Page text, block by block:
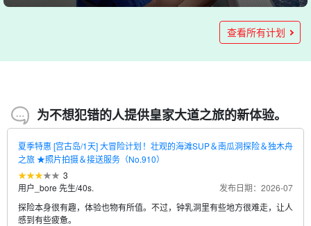
夏季特价 [伊良布岛/2 小时] 新名胜 "蓝宝石洞窟 "大冒险 ☆闪
闪发光的蓝色洞窟浮潜和洞窟探险之旅★免费拍照和接送咨询
宫古岛/伊良布岛/1小时]无年龄限制♪蓝色洞窟玻璃船环游&大龙
门皮艇之旅☆前往龙神的巨大洞窟！仅限宫古岛店☆（1003
成人（4 岁及以上）8,800 刃
（97 份报告）
夏季特惠 [宫古岛/1天] 大冒险计划！壮观的海滩SUP＆南瓜洞
探险＆独木舟之旅 ★照片拍摄＆接送服务（No.910）
15,000 刃
宫古岛 / 包租游船 / 当天预约即可] 人数不限，价格相同！
16,000
宫古岛] 当天预订即可！
7,900
宫古岛/4-5 小时] 豪华贵宾包船计划（包括浮潜和钓鱼体验），
198,000 刃
宫古岛包船游] 豪华私人贵宾包船游八重濑名胜 "浮潜+钓鱼体
230,000 刃
查看所有计划
为不想犯错的人提供皇家大道之旅的新体验。
夏季特惠 [宫古岛/1天] 大冒险计划！壮观的海滩SUP＆南瓜洞探险＆独木舟
之旅 ★照片拍摄＆接送服务（No.910）
3
用户_bore 先生/40s.
发布日期：2026-07
探险本身很有趣，体验也物有所值。不过，钟乳洞里有些地方很难走，让人
感到有些疲惫。